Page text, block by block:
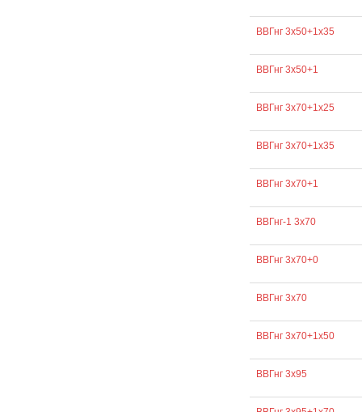
ВВГнг 3х50+1х35
ВВГнг 3х50+1
ВВГнг 3х70+1х25
ВВГнг 3х70+1х35
ВВГнг 3х70+1
ВВГнг-1 3х70
ВВГнг 3х70+0
ВВГнг 3х70
ВВГнг 3х70+1х50
ВВГнг 3х95